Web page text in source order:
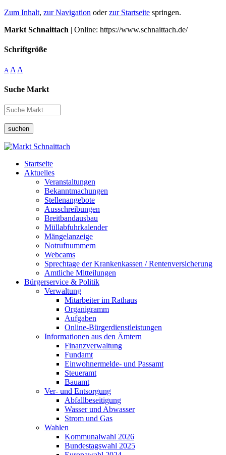
Zum Inhalt, zur Navigation oderzur Startseite springen.
Markt Schnaittach | Online: https://www.schnaittach.de/
Schriftgröße
A A A
Suche Markt
suchen
Startseite
Aktuelles
Veranstaltungen
Bekanntmachungen
Stellenangebote
Ausschreibungen
Breitbandausbau
Müllabfuhrkalender
Mängelanzeige
Notrufnummern
Webcams
Sprechtage der Krankenkassen / Rentenversicherung
Amtliche Mitteilungen
Bürgerservice & Politik
Verwaltung
Mitarbeiter im Rathaus
Organigramm
Aufgaben
Online-Bürgerdienstleistungen
Informationen aus den Ämtern
Finanzverwaltung
Fundamt
Einwohnermelde- und Passamt
Steueramt
Bauamt
Ver- und Entsorgung
Abfallbeseitigung
Wasser und Abwasser
Strom und Gas
Wahlen
Kommunalwahl 2026
Bundestagswahl 2025